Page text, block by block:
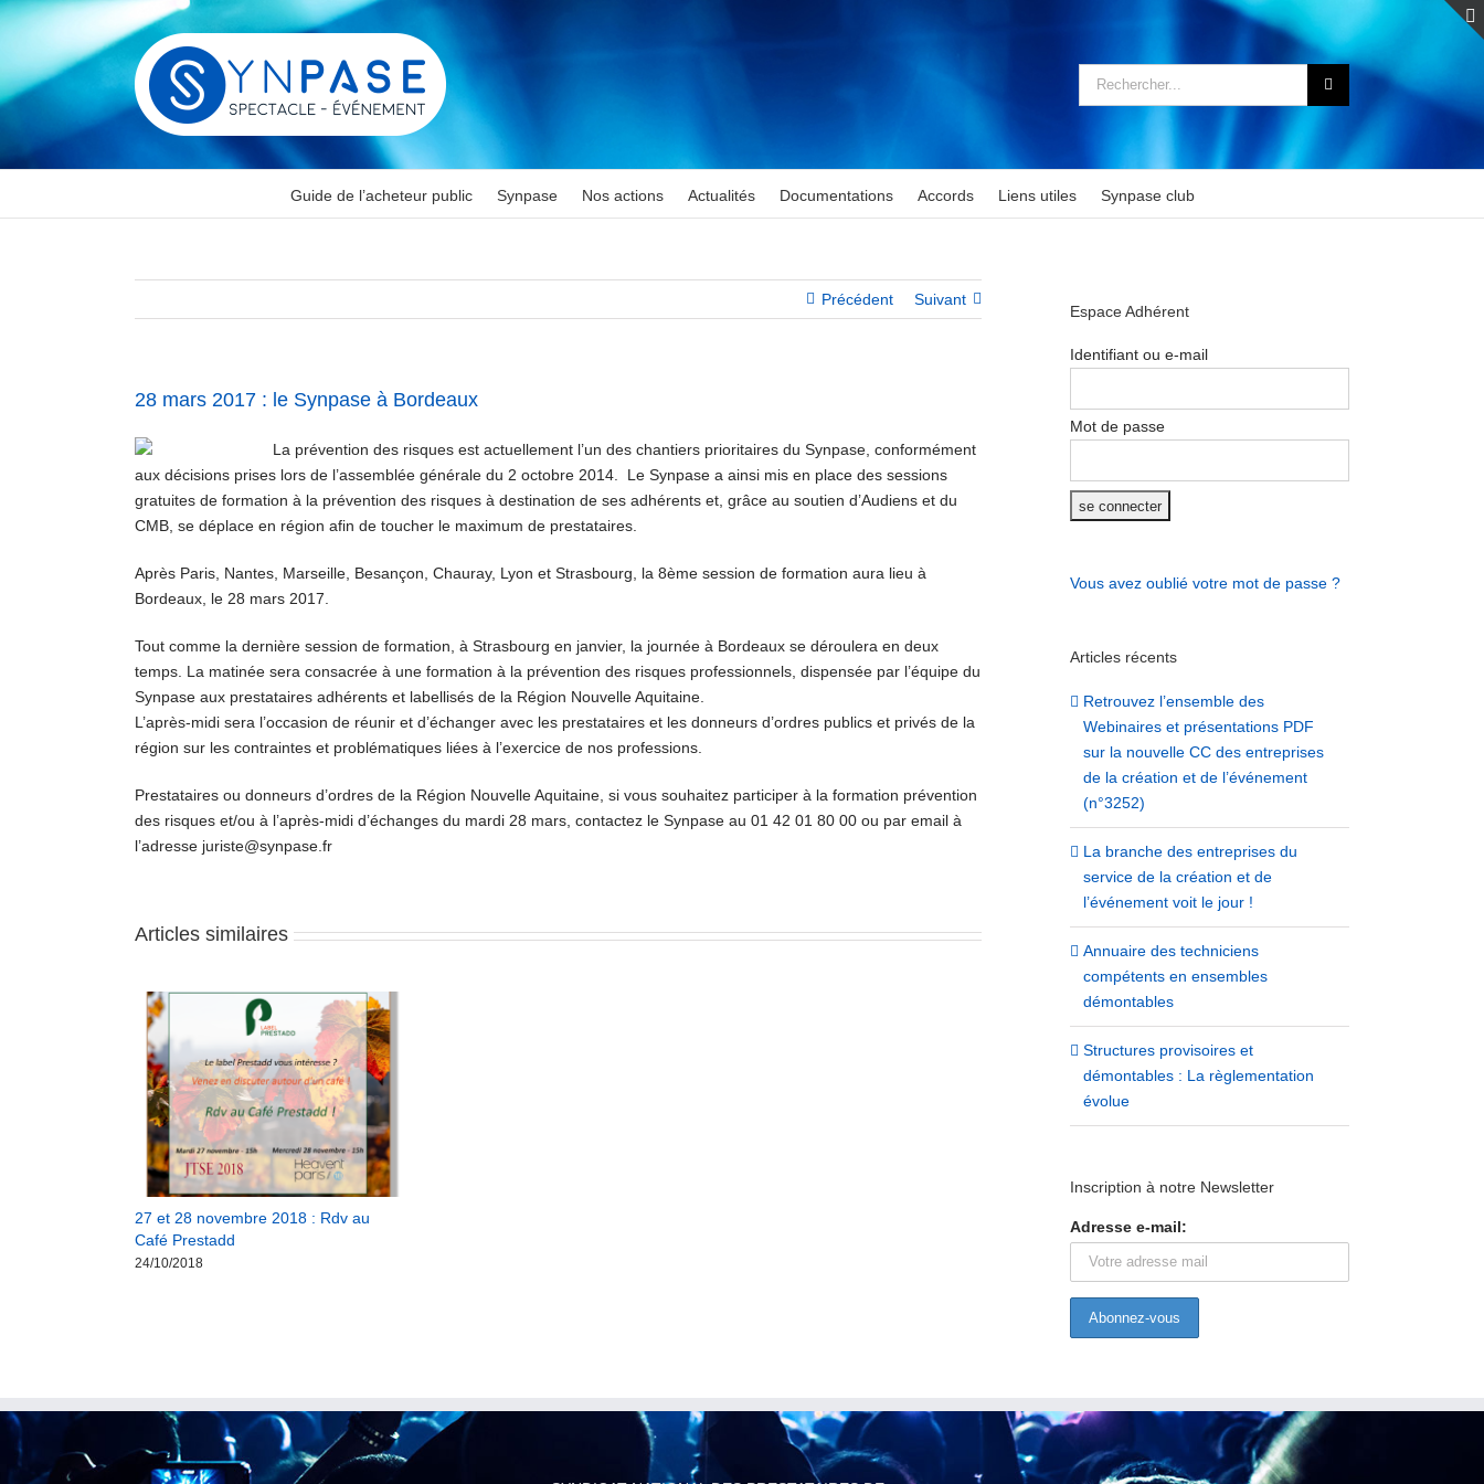
Passer
contenu
Rechercher:
Guide de l’acheteur public Synpase Nos actions Actualités Documentations Accords Liens utiles Synpase club
Précédent Suivant
28 mars 2017 : le Synpase à Bordeaux
La prévention des risques est actuellement l’un des chantiers prioritaires du Synpase, conformément
aux décisions prises lors de l’assemblée générale du 2 octobre 2014. Le Synpase a ainsi mis en place des sessions
gratuites de formation à la prévention des risques à destination de ses adhérents et, grâce au soutien d’Audiens et du
CMB, se déplace en région afin de toucher le maximum de prestataires.
Après Paris, Nantes, Marseille, Besançon, Chauray, Lyon et Strasbourg, la 8ème session de formation aura lieu à
Bordeaux, le 28 mars 2017.
Tout comme la dernière session de formation, à Strasbourg en janvier, la journée à Bordeaux se déroulera en deux
temps. La matinée sera consacrée à une formation à la prévention des risques professionnels, dispensée par l’équipe du
Synpase aux prestataires adhérents et labellisés de la Région Nouvelle Aquitaine.
L’après-midi sera l’occasion de réunir et d’échanger avec les prestataires et les donneurs d’ordres publics et privés de la
région sur les contraintes et problématiques liées à l’exercice de nos professions.
Prestataires ou donneurs d’ordres de la Région Nouvelle Aquitaine, si vous souhaitez participer à la formation prévention
des risques et/ou à l’après-midi d’échanges du mardi 28 mars, contactez le Synpase au 01 42 01 80 00 ou par email à
l’adresse juriste@synpase.fr
Articles similaires
27 et 28 novembre 2018 : Rdv au
Café Prestadd
24/10/2018
Espace Adhérent
Identifiant ou e-mail
Mot de passe
Vous avez oublié votre mot de passe ?
Articles récents
Retrouvez l’ensemble des
Webinaires et présentations PDF
sur la nouvelle CC des entreprises
de la création et de l’événement
(n°3252)
La branche des entreprises du
service de la création et de
l’événement voit le jour !
Annuaire des techniciens
compétents en ensembles
démontables
Structures provisoires et
démontables : La règlementation
évolue
Inscription à notre Newsletter
Adresse e-mail: